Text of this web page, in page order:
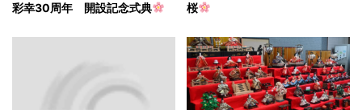
彩幸30周年 開設記念式典 桜